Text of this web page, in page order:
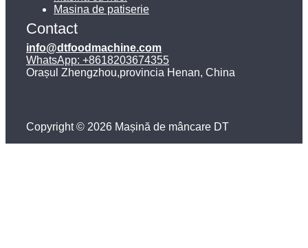
Masina de patiserie
Contact
info@dtfoodmachine.com
WhatsApp: +8618203674355
Orașul Zhengzhou,provincia Henan, China
Copyright © 2026 Mașină de mâncare DT